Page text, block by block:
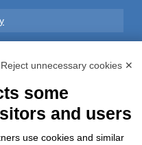
Reject unnecessary cookies ✕
some
and users
use cookies and similar